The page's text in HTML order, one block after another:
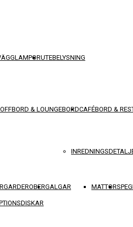
UTEBELYSNING
& LOUNGEBORDCAFÉBORD &
GARDEROBERGALGAR MATTOR